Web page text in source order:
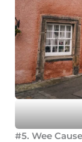
#5. Wee